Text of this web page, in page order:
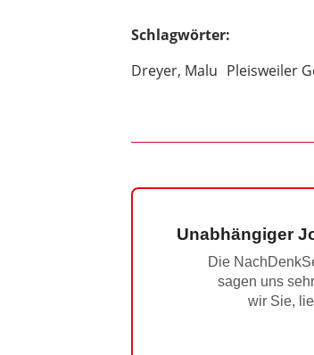
Schlagwörter:
Dreyer, Malu Pleisweiler
Unabhängiger
Die
sagen uns
wir Sie,